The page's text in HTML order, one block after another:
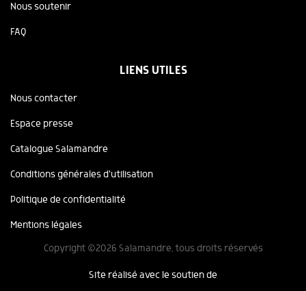
Nous soutenir
FAQ
LIENS UTILES
Nous contacter
Espace presse
Catalogue Salamandre
Conditions générales d'utilisation
Politique de confidentialité
Mentions légales
Copyright ©2026 Salamandre, tous droits réservés
Site réalisé avec le soutien de